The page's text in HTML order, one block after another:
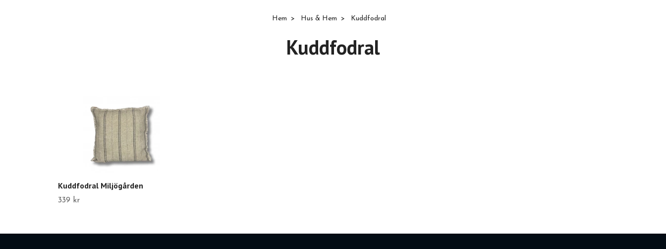
Hem Hus & Hem Kuddfodral
Kuddfodral
Kuddfodral Miljögården
339 kr